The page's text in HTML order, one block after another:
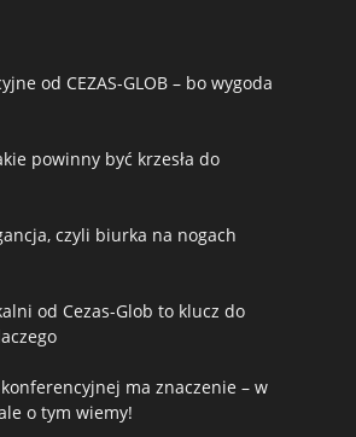
od CEZAS-GLOB – bo wygoda
powinny być krzesła do
czyli biurka na nogach
od Cezas-Glob to klucz do
ma znaczenie – w
o tym wiemy!